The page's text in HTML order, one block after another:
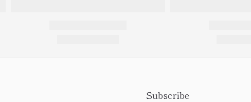
Subscribe